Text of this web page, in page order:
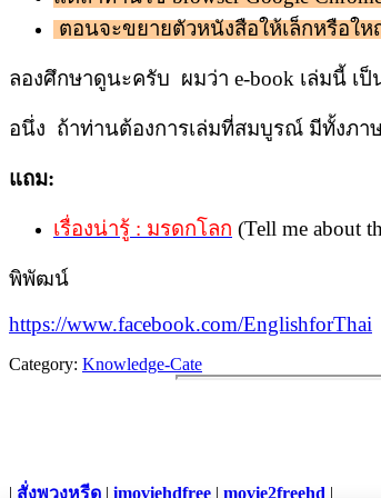
ตอนจะขยายตัวหนังสือให้เล็กหรือใ
ลองศึกษาดูนะครับ ผมว่า e-book เล่มนี้ เ
อนึ่ง ถ้าท่านต้องการเล่มที่สมบูรณ์ มีทั้งภา
แถม:
เรื่องน่ารู้ : มรดกโลก (Tell me about
พิพัฒน์
https://www.facebook.com/EnglishforThai
Category: Knowledge-Cate
| สั่งพวงหรีด | imoviehdfree | movie2freehd |